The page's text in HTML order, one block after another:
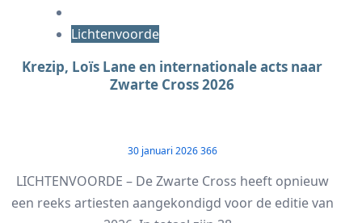
Lichtenvoorde
Krezip, Loïs Lane en internationale acts naar
Zwarte Cross 2026
30 januari 2026366
LICHTENVOORDE – De Zwarte Cross heeft opnieuw
een reeks artiesten aangekondigd voor de editie van